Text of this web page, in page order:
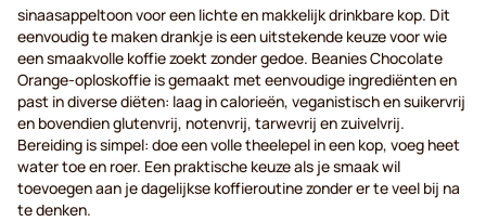
sinaasappeltoon voor een lichte en makkelijk drinkbare kop. Dit
eenvoudig te maken drankje is een uitstekende keuze voor wie
een smaakvolle koffie zoekt zonder gedoe. Beanies Chocolate
Orange-oploskoffie is gemaakt met eenvoudige ingrediënten en
past in diverse diëten: laag in calorieën, veganistisch en suikervrij
en bovendien glutenvrij, notenvrij, tarwevrij en zuivelvrij.
Bereiding is simpel: doe een volle theelepel in een kop, voeg heet
water toe en roer. Een praktische keuze als je smaak wil
toevoegen aan je dagelijkse koffieroutine zonder er te veel bij na
te denken.